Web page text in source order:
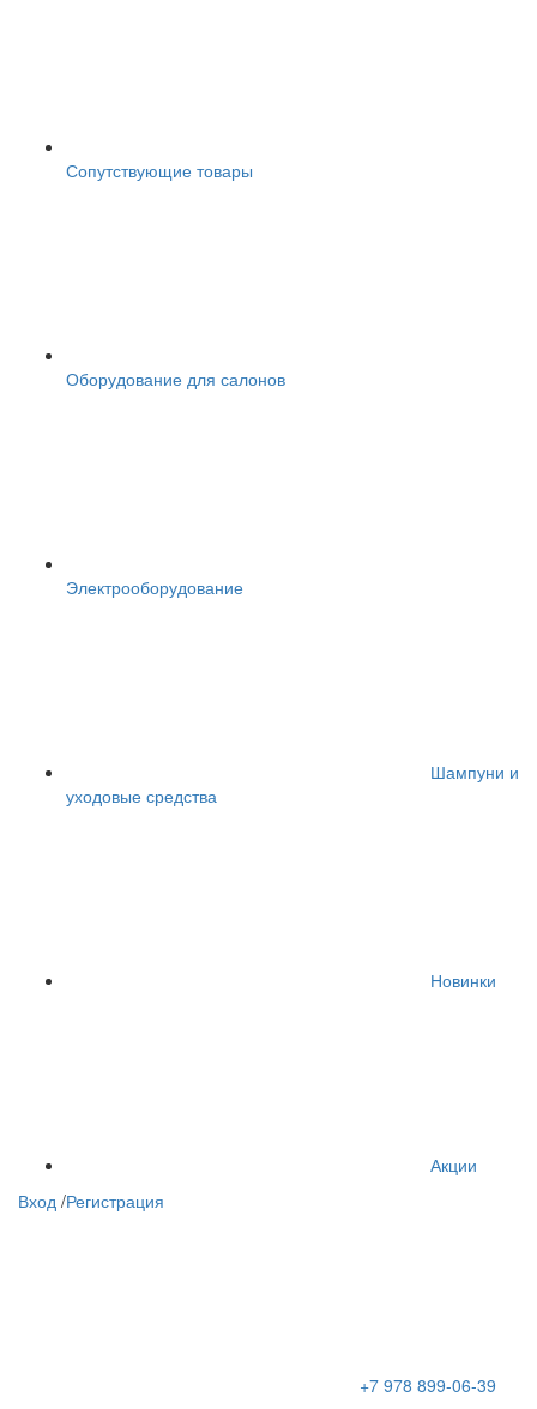
Сопутствующие товары
Оборудование для салонов
Электрооборудование
Шампуни и
уходовые средства
Новинки
Акции
Вход /Регистрация
+7 978 899-06-39